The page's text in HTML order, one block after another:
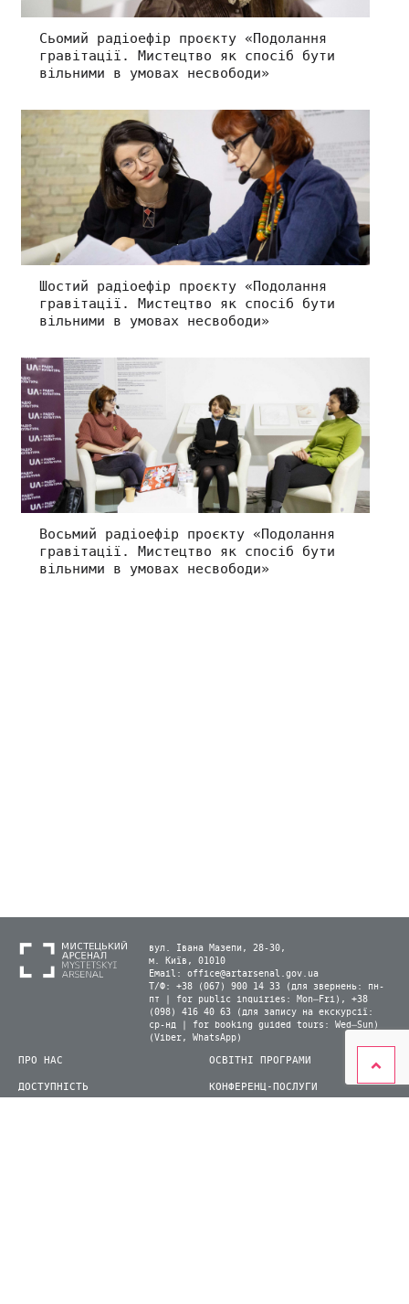
Сьомий радіоефір проєкту «Подолання
гравітації. Мистецтво як спосіб бути
вільними в умовах несвободи»
Шостий радіоефір проєкту «Подолання
гравітації. Мистецтво як спосіб бути
вільними в умовах несвободи»
Восьмий радіоефір проєкту «Подолання
гравітації. Мистецтво як спосіб бути
вільними в умовах несвободи»
вул. Івана Мазепи, 28-30,
м. Київ, 01010
Email: office@artarsenal.gov.ua
Т/Ф: +38 (067) 900 14 33 (для звернень: пн-
пт | for public inquiries: Mon–Fri), +38
(098) 416 40 63 (для запису на екскурсії:
ср-нд | for booking guided tours: Wed–Sun)
(Viber, WhatsApp)
ПРО НАС
ДОСТУПНІСТЬ
ОСВІТНІ ПРОГРАМИ
КОНФЕРЕНЦ-ПОСЛУГИ